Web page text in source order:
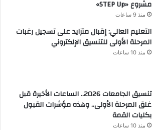
مشروع «STEP Up»
منذ 9 ساعات
التعليم العالي: إقبال متزايد على تسجيل رغبات
المرحلة الأولى للتنسيق الإلكتروني
منذ 10 ساعات
تنسيق الجامعات 2026.. الساعات الأخيرة قبل
غلق المرحلة الأولى.. وهذه مؤشرات القبول
بكليات القمة
منذ 10 ساعات